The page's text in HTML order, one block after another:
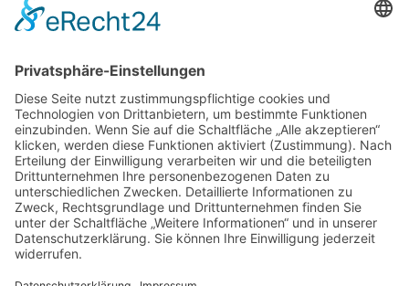
Kontakt
Impressum
Mitgliederbereich
Facebook
Instagram
Umsetzung:DOUBLE-A-DESIGN
Kontakt
Impressum
Datenschutzerklärung
Mitgliederbereich